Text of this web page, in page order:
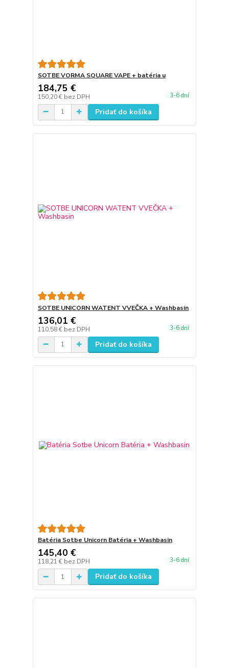
SOTBE VORMA SQUARE VAPE + batéria u
184,75 €
150,20 € bez DPH 3-6 dní
Pridať do košíka
SOTBE UNICORN WATENT VVEČKA + Washbasin
136,01 €
110,58 € bez DPH 3-6 dní
Pridať do košíka
Batéria Sotbe Unicorn Batéria + Washbasin
145,40 €
118,21 € bez DPH 3-6 dní
Pridať do košíka